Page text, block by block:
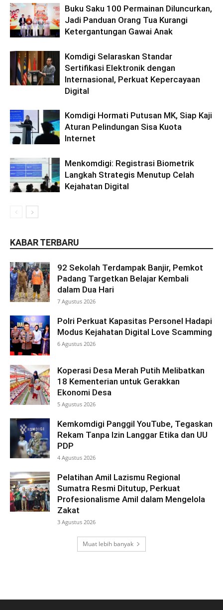
Buku Saku 100 Permainan Diluncurkan,
Jadi Panduan Orang Tua Kurangi
Ketergantungan Gawai Anak
Komdigi Selaraskan Standar
Sertifikasi Elektronik dengan
Internasional, Perkuat Kepercayaan
Digital
Komdigi Hormati Putusan MK, Siap Kaji
Aturan Pelindungan Sisa Kuota
Internet
Menkomdigi: Registrasi Biometrik
Langkah Strategis Menutup Celah
Kejahatan Digital
KABAR TERBARU
92 Sekolah Terdampak Banjir, Pemkot
Padang Targetkan Belajar Kembali
dalam Dua Hari
7 Agustus 2026
Polri Perkuat Kapasitas Personel Hadapi
Modus Kejahatan Digital Love Scamming
6 Agustus 2026
Koperasi Desa Merah Putih Melibatkan
18 Kementerian untuk Gerakkan
Ekonomi Desa
5 Agustus 2026
Kemkomdigi Panggil YouTube, Tegaskan
Rekam Tanpa Izin Langgar Etika dan UU
PDP
4 Agustus 2026
Pelatihan Amil Lazismu Regional
Sumatra Resmi Ditutup, Perkuat
Profesionalisme Amil dalam Mengelola
Zakat
3 Agustus 2026
Muat lebih banyak